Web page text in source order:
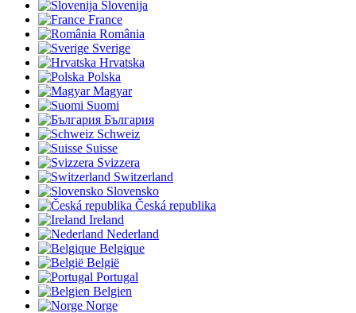
Slovenija
France
România
Sverige
Hrvatska
Polska
Magyar
Suomi
България
Schweiz
Suisse
Svizzera
Switzerland
Slovensko
Česká republika
Ireland
Nederland
Belgique
België
Portugal
Belgien
Norge